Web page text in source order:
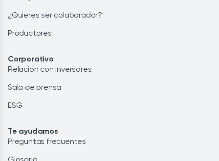
¿Quieres ser colaborador?
Productores
Corporativo
Relación con inversores
Sala de prensa
ESG
Te ayudamos
Preguntas frecuentes